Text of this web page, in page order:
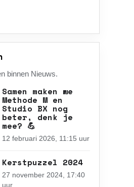
binnen Nieuws.
Samen maken we
Methode M en
Studio BX nog
beter, denk je
mee? 💪
12 februari 2026, 11:15 uur
Kerstpuzzel 2024
27 november 2024, 17:40
uur